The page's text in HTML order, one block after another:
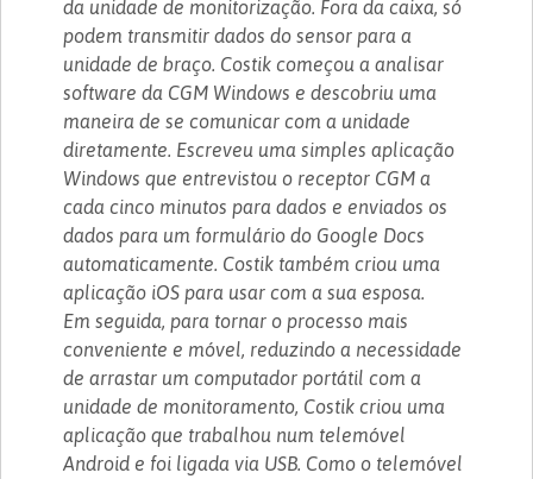
da unidade de monitorização. Fora da caixa, só
podem transmitir dados do sensor para a
unidade de braço. Costik começou a analisar
software da CGM Windows e descobriu uma
maneira de se comunicar com a unidade
diretamente. Escreveu uma simples aplicação
Windows que entrevistou o receptor CGM a
cada cinco minutos para dados e enviados os
dados para um formulário do Google Docs
automaticamente. Costik também criou uma
aplicação iOS para usar com a sua esposa.
Em seguida, para tornar o processo mais
conveniente e móvel, reduzindo a necessidade
de arrastar um computador portátil com a
unidade de monitoramento, Costik criou uma
aplicação que trabalhou num telemóvel
Android e foi ligada via USB. Como o telemóvel